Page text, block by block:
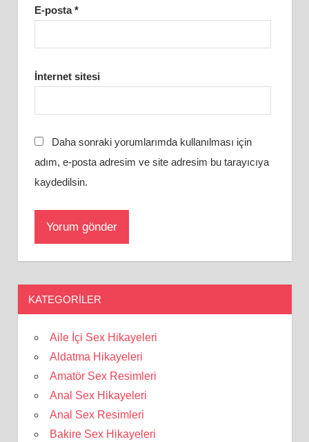
E-posta*
İnternet sitesi
Daha sonraki yorumlarımda kullanılması için
adım, e-posta adresim ve site adresim bu tarayıcıya
kaydedilsin.
KATEGORILER
Aile İçi Sex Hikayeleri
Aldatma Hikayeleri
Amatör Sex Resimleri
Anal Sex Hikayeleri
Anal Sex Resimleri
Bakire Sex Hikayeleri